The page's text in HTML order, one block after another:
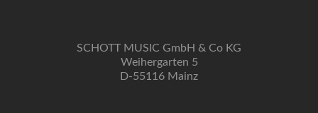
SCHOTT MUSIC GmbH & Co KG
Weihergarten 5
D-55116 Mainz